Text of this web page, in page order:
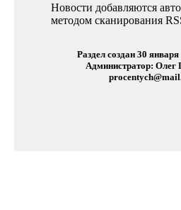
Новости добавляются
методом сканирования
Раздел создан 30
Администратор: Олег